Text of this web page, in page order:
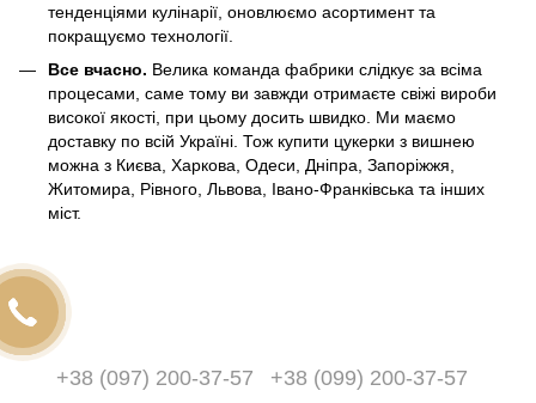
тенденціями кулінарії, оновлюємо асортимент та
покращуємо технології.
Все вчасно. Велика команда фабрики слідкує за всіма
процесами, саме тому ви завжди отримаєте свіжі вироби
високої якості, при цьому досить швидко. Ми маємо
доставку по всій Україні. Тож купити цукерки з вишнею
можна з Києва, Харкова, Одеси, Дніпра, Запоріжжя,
Житомира, Рівного, Львова, Івано-Франківська та інших
міст.
+38 (097) 200-37-57 +38 (099) 200-37-57